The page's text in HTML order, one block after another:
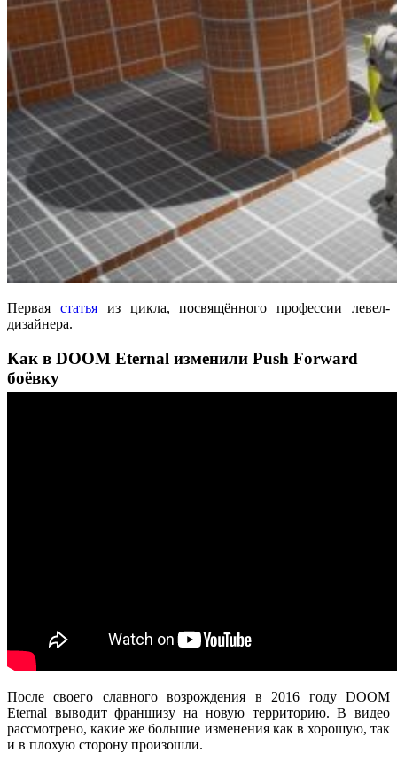
Первая статьяиз цикла, посвящённого профессии левел-
дизайнера.
Как в DOOM Eternal изменили Push Forward
боёвку
После своего славного возрождения в 2016 году DOOM
Eternal выводит франшизу на новую территорию. В видео
рассмотрено, какие же большие изменения как в хорошую, так
и в плохую сторону произошли.